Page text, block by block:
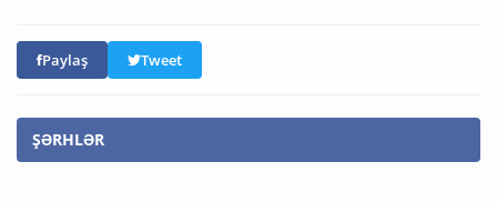
Paylaş Tweet
ŞƏRHLƏR